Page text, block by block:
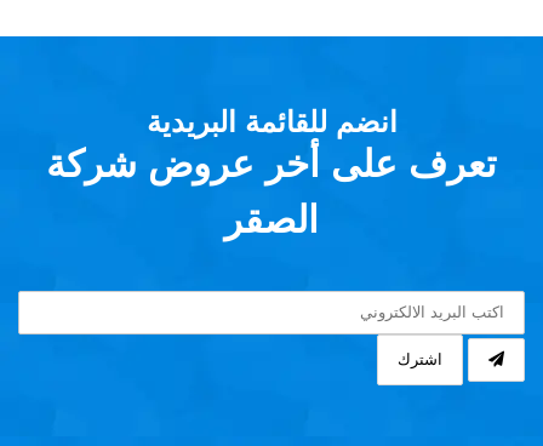
انضم للقائمة البريدية
تعرف على أخر عروض شركة
الصقر
اشترك